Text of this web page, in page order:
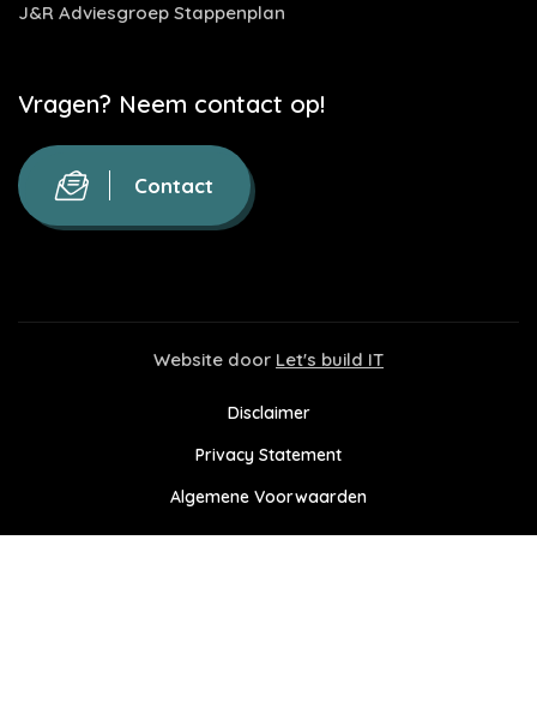
J&R Adviesgroep Stappenplan
Vragen? Neem contact op!
Contact
Website door Let's build IT
Disclaimer
Privacy Statement
Algemene Voorwaarden